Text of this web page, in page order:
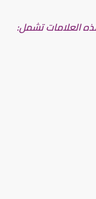
العلامات تشمل: